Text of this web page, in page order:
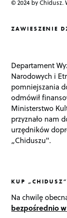
© 2024 by Chidusz.
ZAWIESZENIE
Departament
Narodowych i
pomniejszania
odmówił
Ministerstwo
przyznało nam
urzędników
„Chiduszu".
KUP „CHIDUSZ”
Na chwilę
bezpośrednio